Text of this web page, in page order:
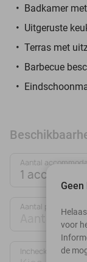
Badkamer
Uitgeruste
Terras met
Barbecue
Aantal
1
Aantal personen:
Aantal
Inchecken
voor
de